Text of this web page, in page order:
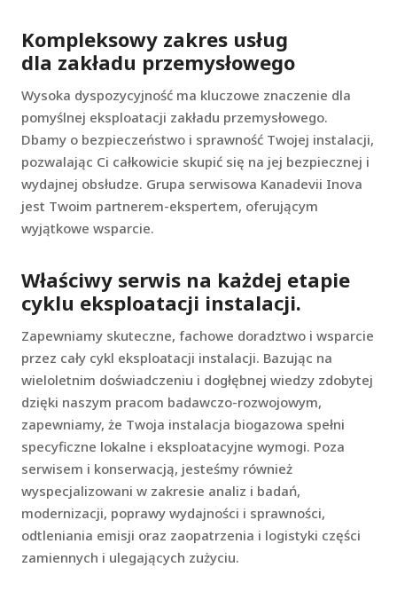
Kompleksowy zakres usług
dla zakładu przemysłowego
Wysoka dyspozycyjność ma kluczowe znaczenie dla
pomyślnej eksploatacji zakładu przemysłowego.
Dbamy o bezpieczeństwo i sprawność Twojej instalacji,
pozwalając Ci całkowicie skupić się na jej bezpiecznej i
wydajnej obsłudze. Grupa serwisowa Kanadevii Inova
jest Twoim partnerem-ekspertem, oferującym
wyjątkowe wsparcie.
Właściwy serwis na każdej etapie
cyklu eksploatacji instalacji.
Zapewniamy skuteczne, fachowe doradztwo i wsparcie
przez cały cykl eksploatacji instalacji. Bazując na
wieloletnim doświadczeniu i dogłębnej wiedzy zdobytej
dzięki naszym pracom badawczo-rozwojowym,
zapewniamy, że Twoja instalacja biogazowa spełni
specyficzne lokalne i eksploatacyjne wymogi. Poza
serwisem i konserwacją, jesteśmy również
wyspecjalizowani w zakresie analiz i badań,
modernizacji, poprawy wydajności i sprawności,
odtleniania emisji oraz zaopatrzenia i logistyki części
zamiennych i ulegających zużyciu.